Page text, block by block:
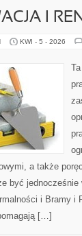
I
KWI - 5 - 2026
a także
być
i Bramy i
[…]